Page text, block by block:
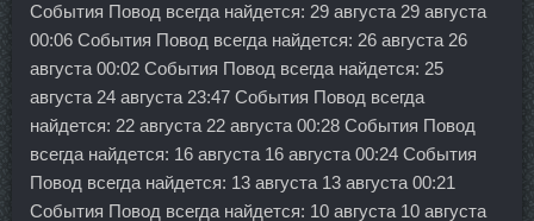
События Повод всегда найдется: 29 августа 29 августа
00:06 События Повод всегда найдется: 26 августа 26
августа 00:02 События Повод всегда найдется: 25
августа 24 августа 23:47 События Повод всегда
найдется: 22 августа 22 августа 00:28 События Повод
всегда найдется: 16 августа 16 августа 00:24 События
Повод всегда найдется: 13 августа 13 августа 00:21
События Повод всегда найдется: 10 августа 10 августа